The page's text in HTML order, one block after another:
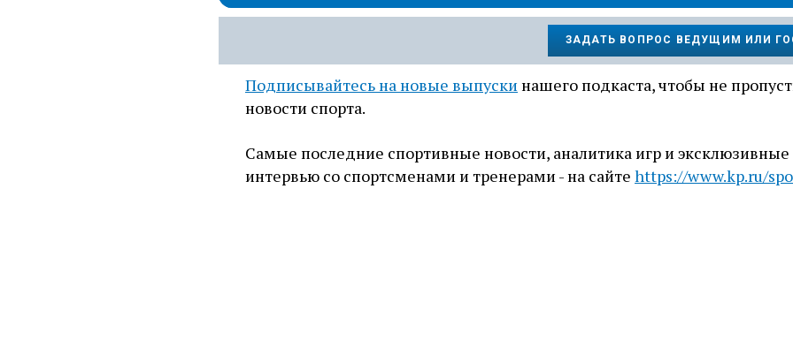
ЗАДАТЬ ВОПРОС ВЕДУЩИМ ИЛИ
Подписывайтесь на новые выпускинашего подкаста, чтобы не
новости спорта.
Самые последние спортивные новости, аналитика игр и эксклюзивные
интервью со спортсменами и тренерами - на сайте https://www.kp.ru/